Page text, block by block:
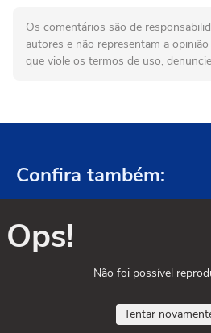
Os comentários são de
autores e não representam a
que viole os termos de uso,
Confira também:
Ops!
Não foi possível
Tentar